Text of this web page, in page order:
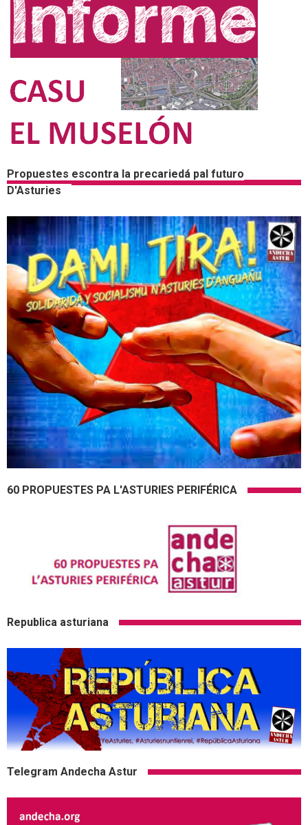
Propuestes escontra la precariedá pal futuro
D'Asturies
60 PROPUESTES PA L'ASTURIES PERIFÉRICA
Republica asturiana
Telegram Andecha Astur